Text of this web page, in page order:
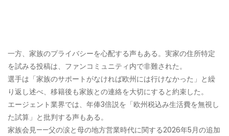
一方、家族のプライバシーを心配する声もある。実家の住所特定
を試みる投稿は、ファンコミュニティ内で非難された。
選手は「家族のサポートがなければ欧州には行けなかった」と繰
り返し述べ、移籍後も家族との連絡を大切にすると約束した。
エージェント業界では、年俸3倍説を「欧州税込み生活費を無視し
た試算」と批判する声もある。
家族会見——父の涙と母の地方営業時代に関する2026年5月の追加